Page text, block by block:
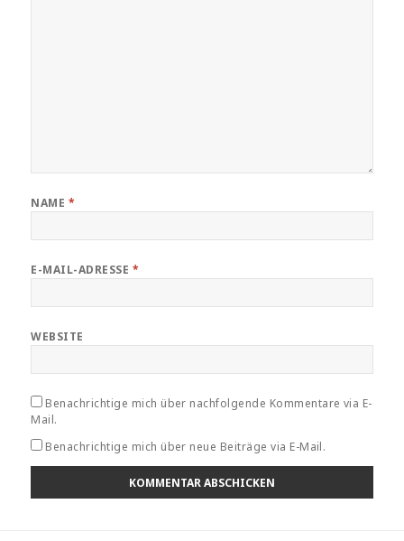
NAME *
E-MAIL-ADRESSE *
WEBSITE
Benachrichtige mich über nachfolgende Kommentare via E-
Mail.
Benachrichtige mich über neue Beiträge via E-Mail.